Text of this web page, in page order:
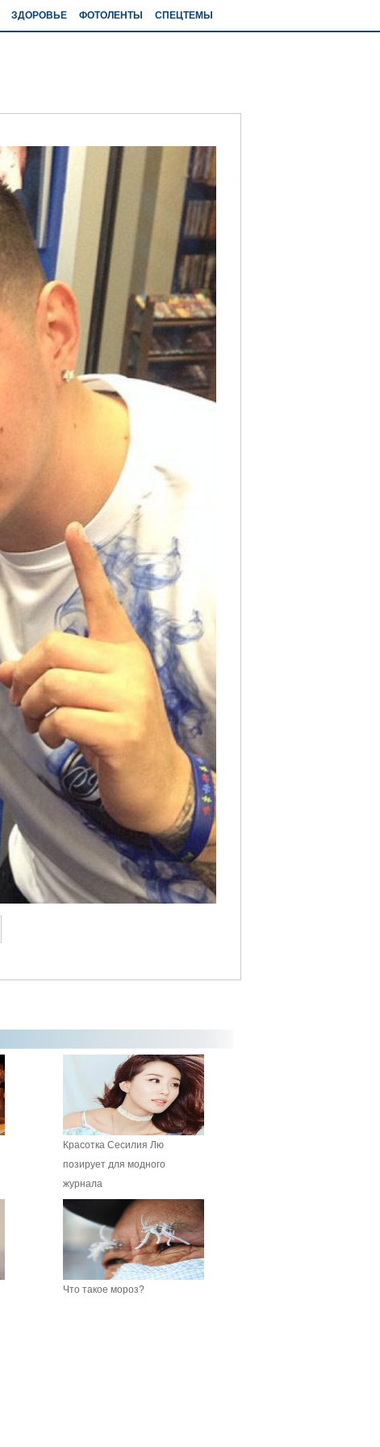
ЗДОРОВЬЕ ФОТОЛЕНТЫ СПЕЦТЕМЫ
Красотка Сесилия Лю
позирует для модного
журнала
Что такое мороз?